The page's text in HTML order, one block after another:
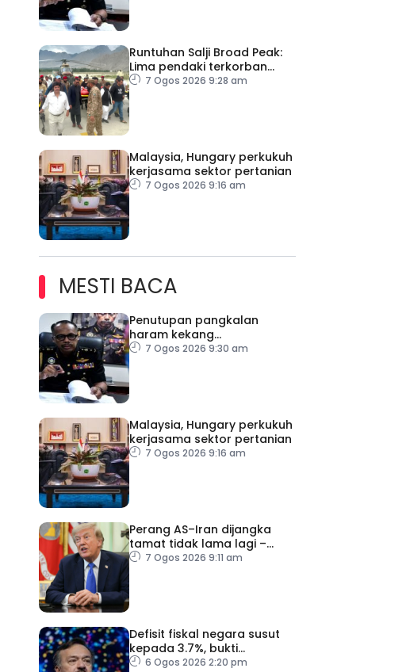
Runtuhan Salji Broad Peak:
Lima pendaki terkorban
diberi penghormatan
7 Ogos 2026 9:28 am
Malaysia, Hungary perkukuh
kerjasama sektor pertanian
7 Ogos 2026 9:16 am
MESTI BACA
Penutupan pangkalan
haram kekang
penyeludupan di Kelantan
7 Ogos 2026 9:30 am
Malaysia, Hungary perkukuh
kerjasama sektor pertanian
7 Ogos 2026 9:16 am
Perang AS–Iran dijangka
tamat tidak lama lagi –
Trump
7 Ogos 2026 9:11 am
Defisit fiskal negara susut
kepada 3.7%, bukti
keyakinan pelabur masih
6 Ogos 2026 2:20 pm